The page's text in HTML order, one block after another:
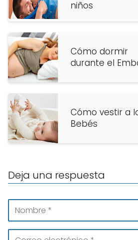
niños
Cómo dormir
durante el
Cómo vestir a
Bebés
Deja una respuesta